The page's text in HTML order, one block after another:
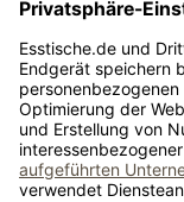
Lieferung
Tische
Tische